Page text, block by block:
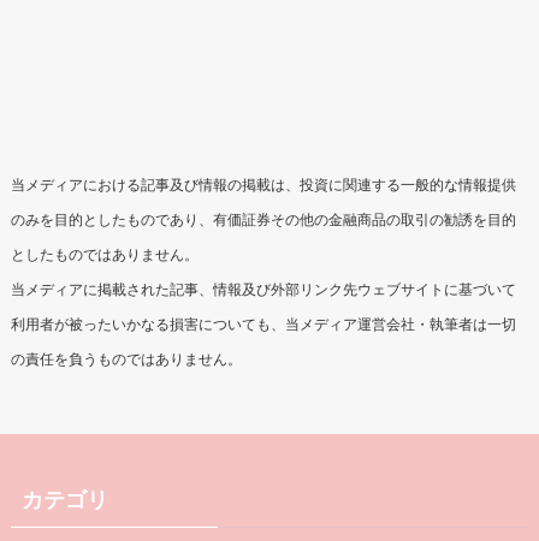
当メディアにおける記事及び情報の掲載は、投資に関連する一般的な情報提供
のみを目的としたものであり、有価証券その他の金融商品の取引の勧誘を目的
としたものではありません。
当メディアに掲載された記事、情報及び外部リンク先ウェブサイトに基づいて
利用者が被ったいかなる損害についても、当メディア運営会社・執筆者は一切
の責任を負うものではありません。
カテゴリ